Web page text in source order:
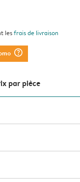
lesfrais de livraison
question_mark_circle
​​par pièce